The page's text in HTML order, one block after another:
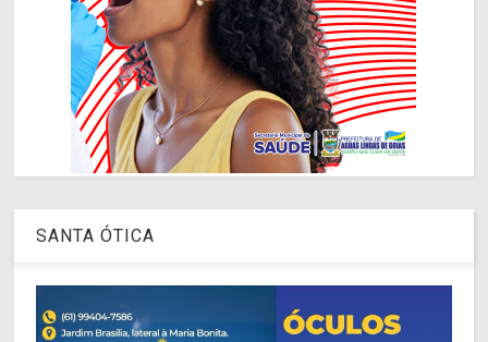
SANTA ÓTICA